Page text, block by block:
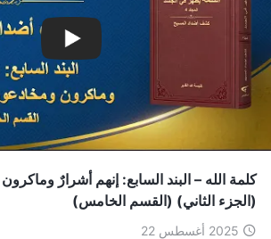
كلمة الله – البند السابع: إنهم أشرارٌ
(الجزء الثاني) (القسم الخامس)
2025 أغسطس 22